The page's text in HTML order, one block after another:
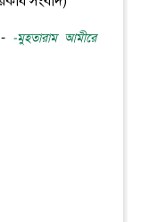
-মুহতারাম আমীরে